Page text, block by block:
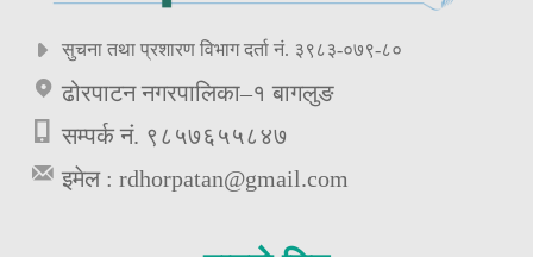
सुचना तथा प्रशारण विभाग दर्ता नं. ३९८३-०७९-८०
ढोरपाटन नगरपालिका–१ बागलुङ
सम्पर्क नं. ९८५७६५५८४७
इमेल : rdhorpatan@gmail.com